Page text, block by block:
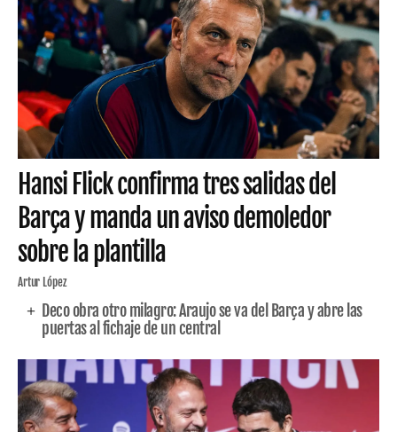
Hansi Flick confirma tres salidas del
Barça y manda un aviso demoledor
sobre la plantilla
Artur López
Deco obra otro milagro: Araujo se va del Barça y abre las
puertas al fichaje de un central